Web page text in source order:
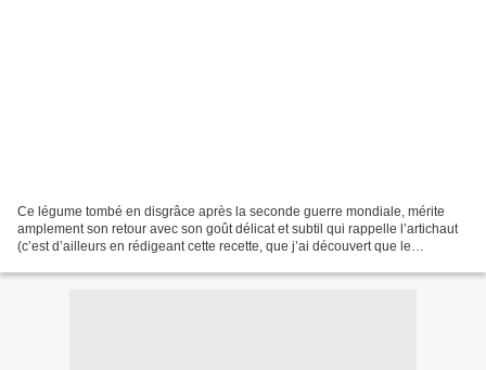
Ce légume tombé en disgrâce après la seconde guerre mondiale, mérite
amplement son retour avec son goût délicat et subtil qui rappelle l’artichaut
(c’est d’ailleurs en rédigeant cette recette, que j’ai découvert que le